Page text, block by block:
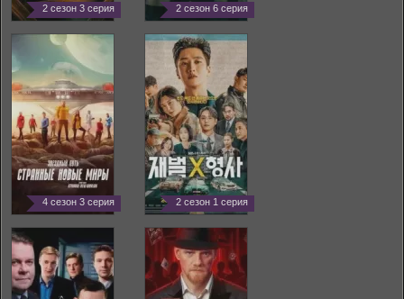
2 сезон 3 серия 2 сезон 6 серия
4 сезон 3 серия 2 сезон 1 серия